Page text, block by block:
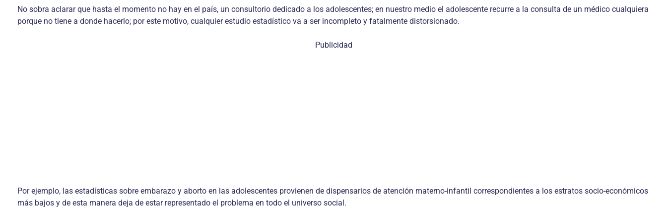
No sobra aclarar que hasta el momento no hay en el país, un consultorio dedicado a los adolescentes; en nuestro medio el adolescente recurre a la consulta de un médico cualquiera
porque no tiene a donde hacerlo; por este motivo, cualquier estudio estadístico va a ser incompleto y fatalmente distorsionado.
Publicidad
Por ejemplo, las estadísticas sobre embarazo y aborto en las adolescentes provienen de dispensarios de atención materno-infantil correspondientes a los estratos socio-económicos
más bajos y de esta manera deja de estar representado el problema en todo el universo social.